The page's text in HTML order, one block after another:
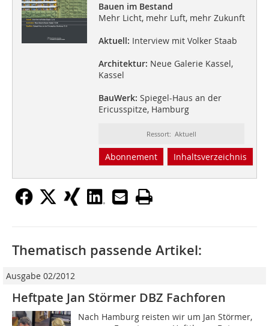
Bauen im Bestand
Mehr Licht, mehr Luft, mehr Zukunft
Aktuell: Interview mit Volker Staab
Architektur: Neue Galerie Kassel,
Kassel
BauWerk: Spiegel-Haus an der
Ericusspitze, Hamburg
Ressort: Aktuell
Abonnement Inhaltsverzeichnis
Thematisch passende Artikel:
Ausgabe 02/2012
Heftpate Jan Störmer DBZ Fachforen
Nach Hamburg reisten wir um Jan Störmer,